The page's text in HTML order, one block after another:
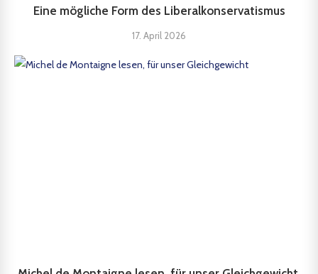
Eine mögliche Form des Liberalkonservatismus
17. April 2026